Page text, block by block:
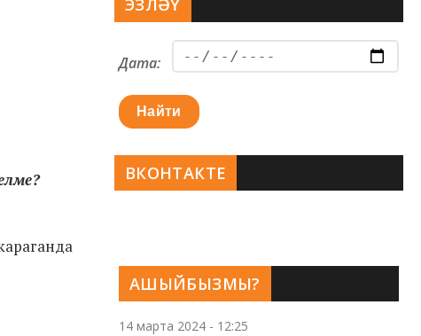
АШЫЙБЫЗМЫ?
14 марта 2024 - 12:25
ЭЗЛӘҮ
Дата:
Найти
ВКОНТАКТЕ